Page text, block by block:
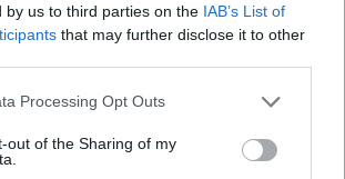
by us to third parties on the IAB’s List of
that may further disclose it to other
website/app uses one or more Google
visit or usage behaviour. You may click to
to Google and its third-party tags to
Processing Opt Outs
out of the Sharing of my